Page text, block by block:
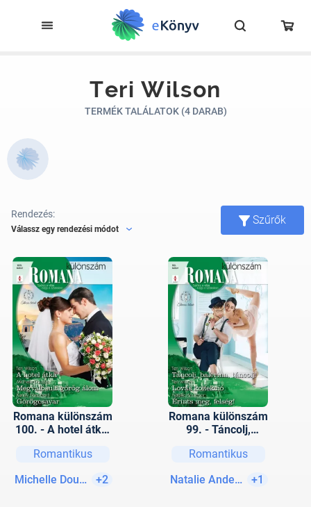
Teri Wilson
TERMÉK TALÁLATOK (4 DARAB)
Rendezés:
Válassz egy rendezési módot
Szűrők
Romana különszám
100. - A hotel átka;
álom; Görögcsavar
Romantikus
Michelle Douglas+2
Romana különszám
99. - Táncolj,
Lovas kollekció;
Romantikus
Natalie Anderson+1